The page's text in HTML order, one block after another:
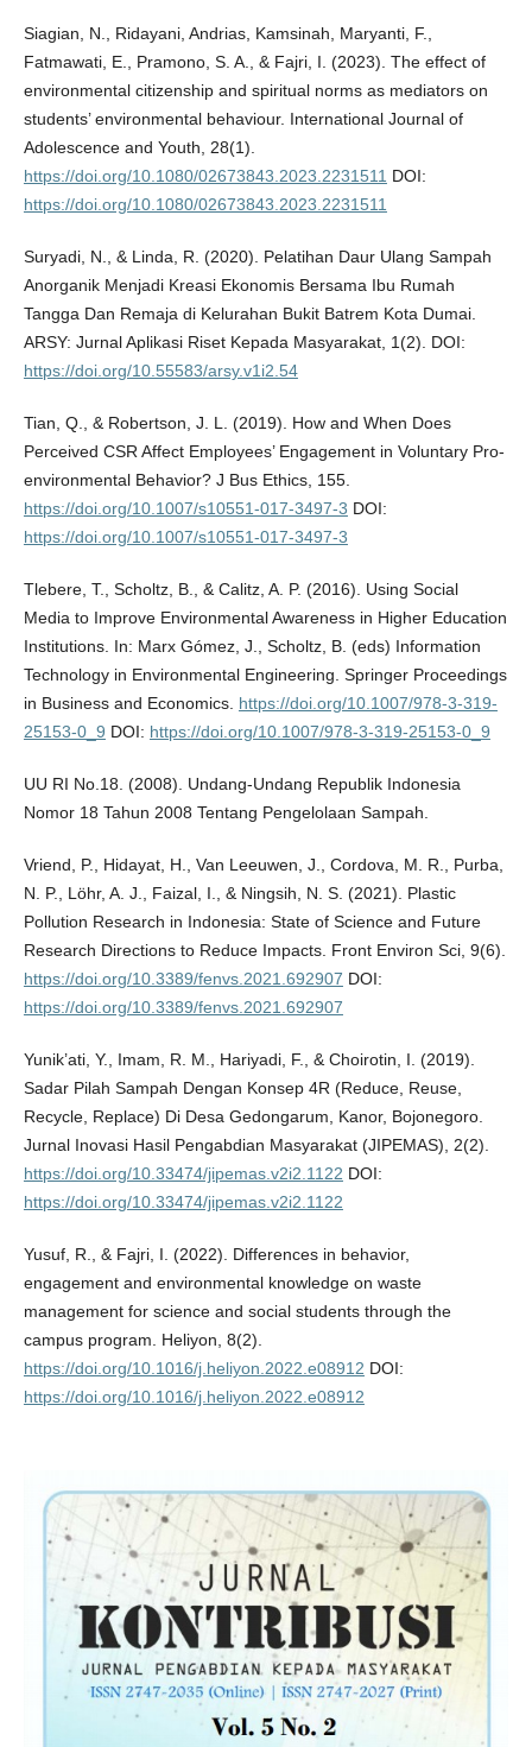
Siagian, N., Ridayani, Andrias, Kamsinah, Maryanti, F.,
Fatmawati, E., Pramono, S. A., & Fajri, I. (2023). The effect of
environmental citizenship and spiritual norms as mediators on
students’ environmental behaviour. International Journal of
Adolescence and Youth, 28(1).
https://doi.org/10.1080/02673843.2023.2231511 DOI:
https://doi.org/10.1080/02673843.2023.2231511
Suryadi, N., & Linda, R. (2020). Pelatihan Daur Ulang Sampah
Anorganik Menjadi Kreasi Ekonomis Bersama Ibu Rumah
Tangga Dan Remaja di Kelurahan Bukit Batrem Kota Dumai.
ARSY: Jurnal Aplikasi Riset Kepada Masyarakat, 1(2). DOI:
https://doi.org/10.55583/arsy.v1i2.54
Tian, Q., & Robertson, J. L. (2019). How and When Does
Perceived CSR Affect Employees’ Engagement in Voluntary Pro-
environmental Behavior? J Bus Ethics, 155.
https://doi.org/10.1007/s10551-017-3497-3 DOI:
https://doi.org/10.1007/s10551-017-3497-3
Tlebere, T., Scholtz, B., & Calitz, A. P. (2016). Using Social
Media to Improve Environmental Awareness in Higher Education
Institutions. In: Marx Gómez, J., Scholtz, B. (eds) Information
Technology in Environmental Engineering. Springer Proceedings
in Business and Economics. https://doi.org/10.1007/978-3-319-
25153-0_9 DOI: https://doi.org/10.1007/978-3-319-25153-0_9
UU RI No.18. (2008). Undang-Undang Republik Indonesia
Nomor 18 Tahun 2008 Tentang Pengelolaan Sampah.
Vriend, P., Hidayat, H., Van Leeuwen, J., Cordova, M. R., Purba,
N. P., Löhr, A. J., Faizal, I., & Ningsih, N. S. (2021). Plastic
Pollution Research in Indonesia: State of Science and Future
Research Directions to Reduce Impacts. Front Environ Sci, 9(6).
https://doi.org/10.3389/fenvs.2021.692907 DOI:
https://doi.org/10.3389/fenvs.2021.692907
Yunik’ati, Y., Imam, R. M., Hariyadi, F., & Choirotin, I. (2019).
Sadar Pilah Sampah Dengan Konsep 4R (Reduce, Reuse,
Recycle, Replace) Di Desa Gedongarum, Kanor, Bojonegoro.
Jurnal Inovasi Hasil Pengabdian Masyarakat (JIPEMAS), 2(2).
https://doi.org/10.33474/jipemas.v2i2.1122 DOI:
https://doi.org/10.33474/jipemas.v2i2.1122
Yusuf, R., & Fajri, I. (2022). Differences in behavior,
engagement and environmental knowledge on waste
management for science and social students through the
campus program. Heliyon, 8(2).
https://doi.org/10.1016/j.heliyon.2022.e08912 DOI:
https://doi.org/10.1016/j.heliyon.2022.e08912